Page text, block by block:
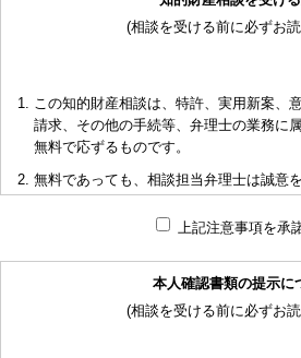
(相談を受ける前に必ずお
この知的財産相談は、特許、実用新案、
請求、その他の手続等、弁理士の業務に
無料で応ずるものです。
無料であっても、相談担当弁理士は誠意
もありますことを予めご了承下さい。
め、相談内容について、相談担当弁理士
ではないことを予めご了承下さい。
上記注意事項を承
本人確認書類の提示に
(相談を受ける前に必ずお